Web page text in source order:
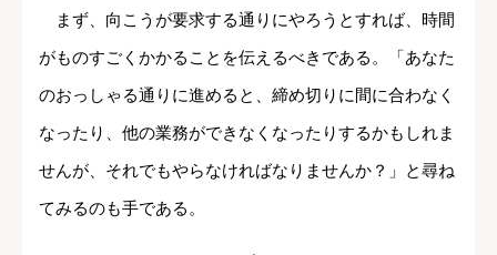
まず、向こうが要求する通りにやろうとすれば、時間
がものすごくかかることを伝えるべきである。「あなた
のおっしゃる通りに進めると、締め切りに間に合わなく
なったり、他の業務ができなくなったりするかもしれま
せんが、それでもやらなければなりませんか？」と尋ね
てみるのも手である。